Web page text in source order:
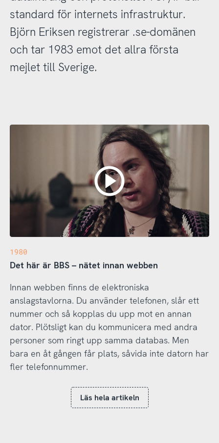
standard för internets infrastruktur.
Björn Eriksen registrerar .se-domänen
och tar 1983 emot det allra första
mejlet till Sverige.
1980
Det här är BBS – nätet innan webben
Innan webben finns de elektroniska
anslagstavlorna. Du använder telefonen, slår ett
nummer och så kopplas du upp mot en annan
dator. Plötsligt kan du kommunicera med andra
personer som ringt upp samma databas. Men
bara en åt gången får plats, såvida inte datorn har
fler telefonnummer.
Läs hela artikeln